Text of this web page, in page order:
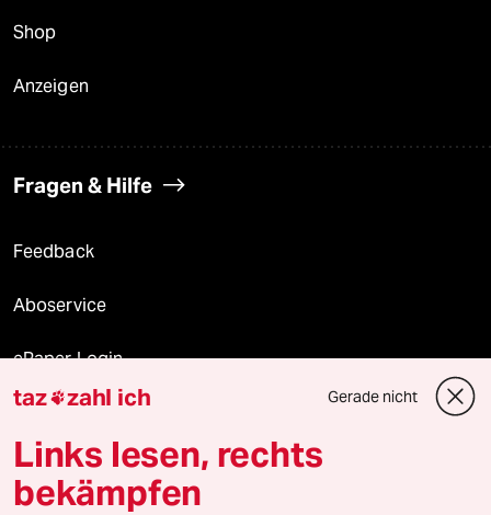
Shop
Anzeigen
Fragen & Hilfe
Feedback
Aboservice
ePaper Login
Downloads für Abonnierende
taz zahl ich Gerade nicht
Links lesen, rechts
bekämpfen